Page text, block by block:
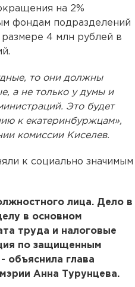
на 2%
фондам подразделений
4 млн рублей в
то они должны
а не только у думы и
Это будет
к екатеринбуржцам»,
комиссии Киселев.
к социально значимым
лица. Дело в
в основном
труда и налоговые
по защищенным
объяснила глава
Анна Турунцева.